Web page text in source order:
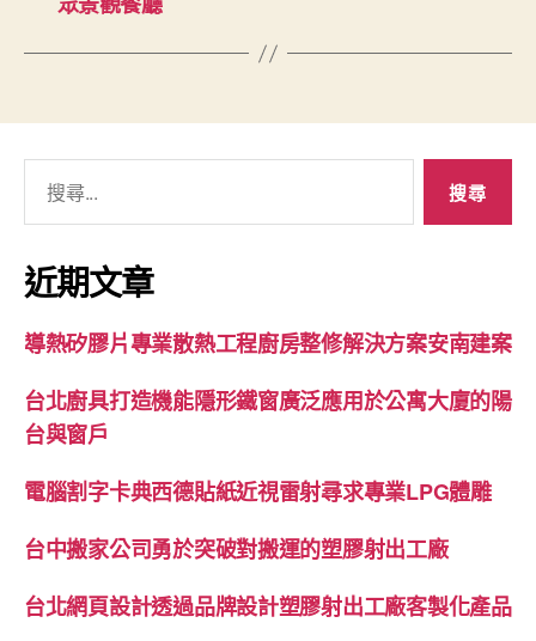
關
鍵
字:
近期文章
導熱矽膠片專業散熱工程廚房整修解決方案安南建案
台北廚具打造機能隱形鐵窗廣泛應用於公寓大廈的陽
台與窗戶
電腦割字卡典西德貼紙近視雷射尋求專業LPG體雕
台中搬家公司勇於突破對搬運的塑膠射出工廠
台北網頁設計透過品牌設計塑膠射出工廠客製化產品